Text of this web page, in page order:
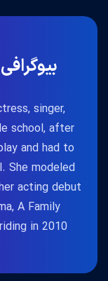
singer,
school, after
and had to
She modeled
acting debut
A Family
in 2010; ...